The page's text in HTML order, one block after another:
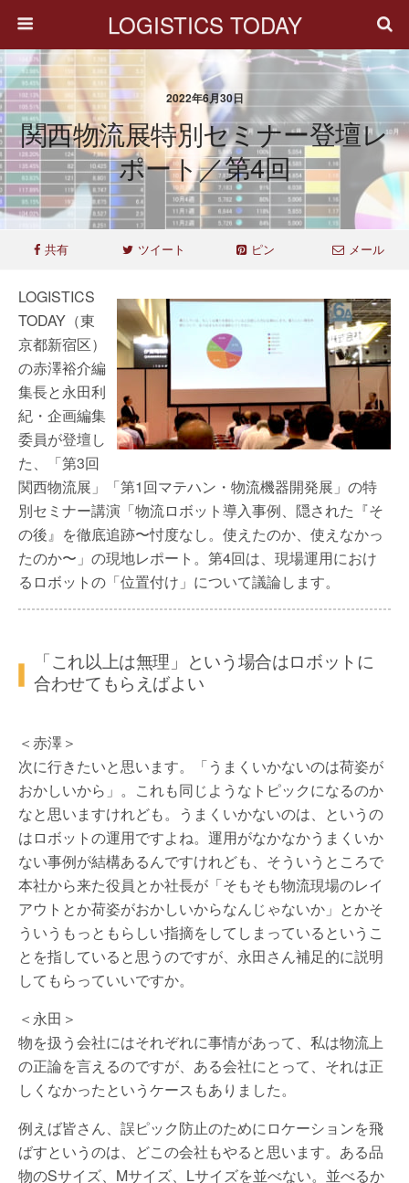
LOGISTICS TODAY
2022年6月30日
関西物流展特別セミナー登壇レ
ポート／第4回
共有 ツイート ピン メール
LOGISTICS
TODAY（東
京都新宿区）
の赤澤裕介編
集長と永田利
紀・企画編集
委員が登壇し
た、「第3回
関西物流展」「第1回マテハン・物流機器開発展」の特
別セミナー講演「物流ロボット導入事例、隠された『そ
の後』を徹底追跡〜忖度なし。使えたのか、使えなかっ
たのか〜」の現地レポート。第4回は、現場運用におけ
るロボットの「位置付け」について議論します。
「これ以上は無理」という場合はロボットに
合わせてもらえばよい
＜赤澤＞
次に行きたいと思います。「うまくいかないのは荷姿が
おかしいから」。これも同じようなトピックになるのか
なと思いますけれども。うまくいかないのは、というの
はロボットの運用ですよね。運用がなかなかうまくいか
ない事例が結構あるんですけれども、そういうところで
本社から来た役員とか社長が「そもそも物流現場のレイ
アウトとか荷姿がおかしいからなんじゃないか」とかそ
ういうもっともらしい指摘をしてしまっているというこ
とを指していると思うのですが、永田さん補足的に説明
してもらっていいですか。
＜永田＞
物を扱う会社にはそれぞれに事情があって、私は物流上
の正論を言えるのですが、ある会社にとって、それは正
しくなかったというケースもありました。
例えば皆さん、誤ピック防止のためにロケーションを飛
ばすというのは、どこの会社もやると思います。ある品
物のSサイズ、Mサイズ、Lサイズを並べない。並べるか